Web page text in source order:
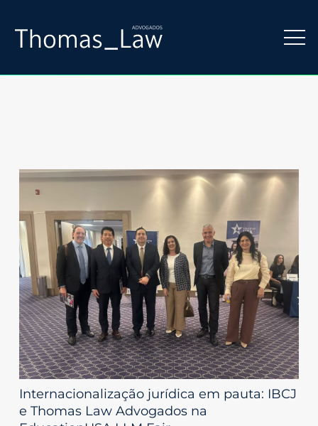
Internacionalização jurídica em pauta: IBCJ
e Thomas Law Advogados na